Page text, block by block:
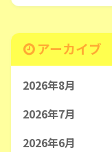
アーカイブ
2026年8月
2026年7月
2026年6月